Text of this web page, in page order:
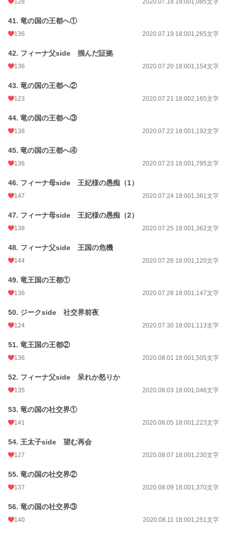
128 2020.07.18 18:001,085文字
41. 竜の国の王都へ①
136 2020.07.19 18:001,265文字
42. フィーナ父side 掴んだ証拠
136 2020.07.20 18:001,154文字
43. 竜の国の王都へ②
123 2020.07.21 18:002,165文字
44. 竜の国の王都へ③
138 2020.07.22 18:001,192文字
45. 竜の国の王都へ④
136 2020.07.23 18:001,795文字
46. フィーナ母side 王妃様の愚痴（1）
147 2020.07.24 18:001,381文字
47. フィーナ母side 王妃様の愚痴（2）
138 2020.07.25 18:001,362文字
48. フィーナ父side 王国の危機
144 2020.07.26 18:001,120文字
49. 竜王国の王都①
136 2020.07.28 18:001,147文字
50. ジークside 社交界前夜
124 2020.07.30 18:001,113文字
51. 竜王国の王都②
136 2020.08.01 18:001,505文字
52. フィーナ父side 呆れか怒りか
135 2020.08.03 18:001,046文字
53. 竜の国の社交界①
141 2020.08.05 18:001,223文字
54. 王太子side 望む再会
127 2020.08.07 18:001,230文字
55. 竜の国の社交界②
137 2020.08.09 18:001,370文字
56. 竜の国の社交界③
140 2020.08.11 18:001,251文字